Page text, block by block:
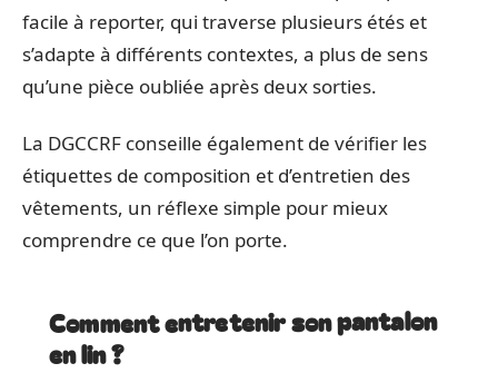
facile à reporter, qui traverse plusieurs étés et
s’adapte à différents contextes, a plus de sens
qu’une pièce oubliée après deux sorties.
La DGCCRF conseille également de vérifier les
étiquettes de composition et d’entretien des
vêtements, un réflexe simple pour mieux
comprendre ce que l’on porte.
Comment entretenir son pantalon
en lin ?